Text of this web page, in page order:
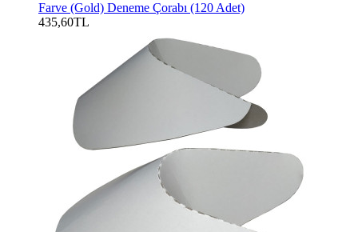
Farve (Gold) Deneme Çorabı (120 Adet)
435,60TL